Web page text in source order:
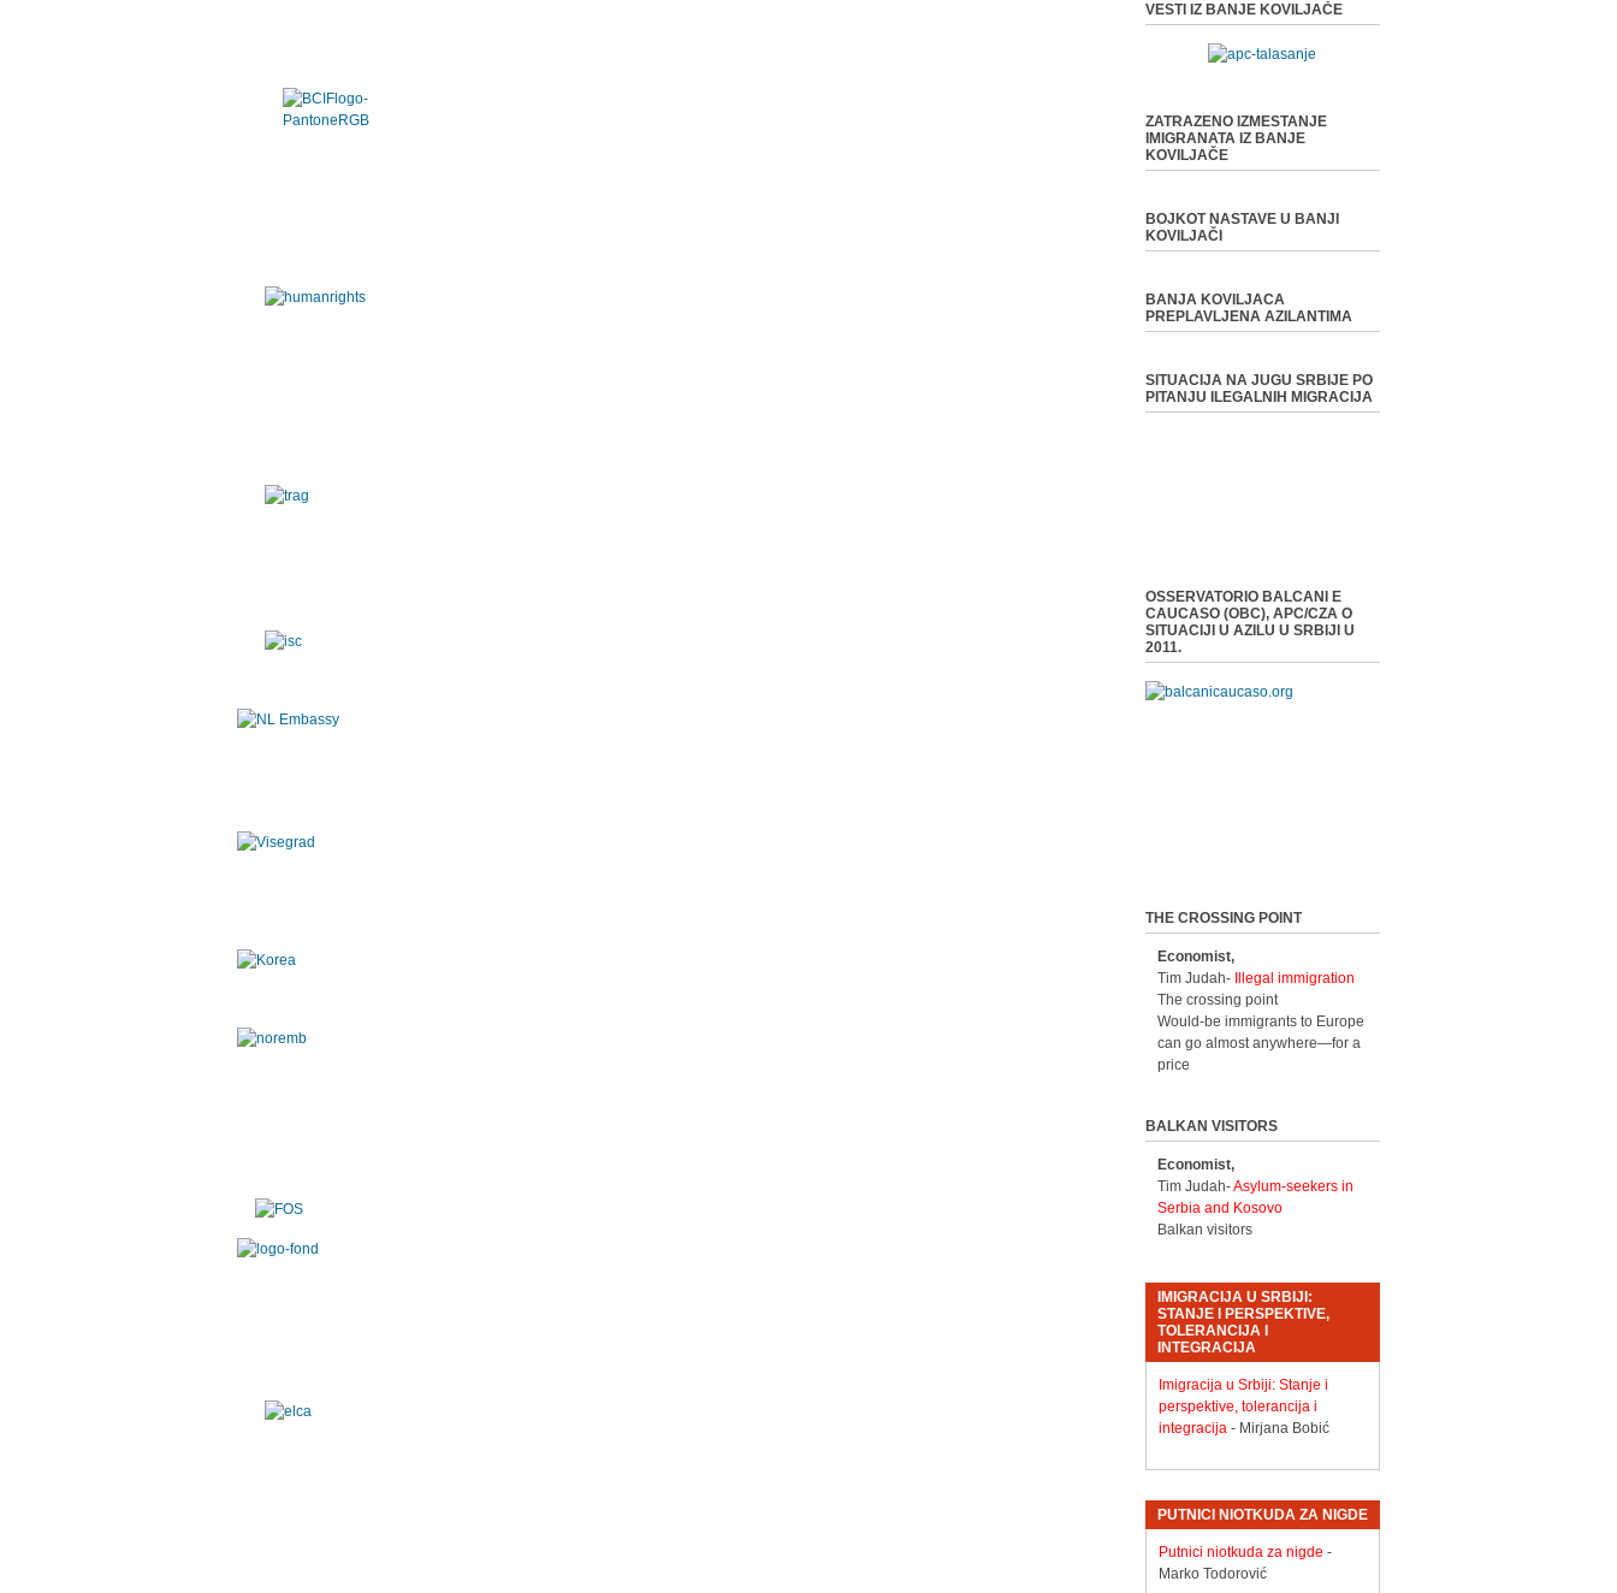
VESTI IZ BANJE KOVILJAČE
ZATRAZENO IZMESTANJE
IMIGRANATA IZ BANJE
KOVILJAČE
BOJKOT NASTAVE U BANJI
KOVILJAČI
BANJA KOVILJACA
PREPLAVLJENA AZILANTIMA
SITUACIJA NA JUGU SRBIJE PO
PITANJU ILEGALNIH MIGRACIJA
OSSERVATORIO BALCANI E
CAUCASO (OBC), APC/CZA O
SITUACIJI U AZILU U SRBIJI U
2011.
THE CROSSING POINT
Economist,
Tim Judah-
Illegal immigration
The crossing point
Would-be immigrants to Europe
can go almost anywhere—for a
price
BALKAN VISITORS
Economist,
Tim Judah-Asylum-seekers in
Serbia and Kosovo
Balkan visitors
IMIGRACIJA U SRBIJI:
STANJE I PERSPEKTIVE,
TOLERANCIJA I
INTEGRACIJA
Imigracija u Srbiji: Stanje i
perspektive, tolerancija i
integracija- Mirjana Bobić
PUTNICI NIOTKUDA ZA NIGDE
Putnici niotkuda za nigde -
Marko Todorović